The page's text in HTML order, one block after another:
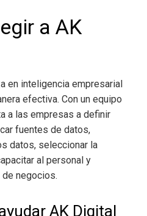
a AK
en inteligencia empresarial
efectiva. Con un equipo
a las empresas a definir
fuentes de datos,
datos, seleccionar la
al personal y
negocios.
AK Digital